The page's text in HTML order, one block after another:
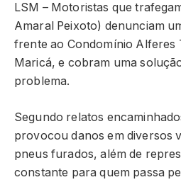
LSM – Motoristas que
Amaral Peixoto) denunciam
frente ao Condomínio Alferes
Maricá, e cobram uma
problema.
Segundo relatos
provocou danos em diversos
pneus furados, além de
constante para quem passa